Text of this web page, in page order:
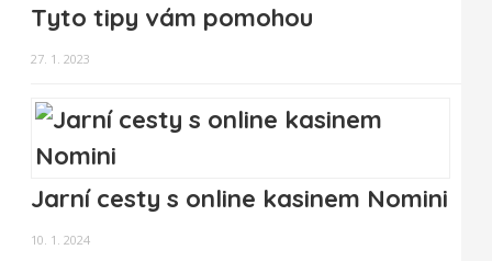
Tyto tipy vám pomohou
27. 1. 2023
Jarní cesty s online kasinem Nomini
10. 1. 2024